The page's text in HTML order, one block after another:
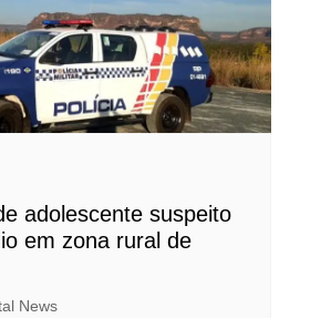
adolescente suspeito
em zona rural de
News